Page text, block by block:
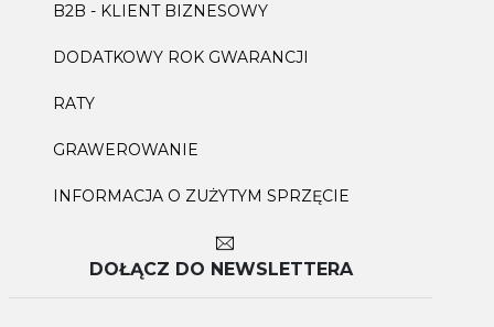
B2B - KLIENT BIZNESOWY
DODATKOWY ROK GWARANCJI
RATY
GRAWEROWANIE
INFORMACJA O ZUŻYTYM SPRZĘCIE
DOŁĄCZ DO NEWSLETTERA